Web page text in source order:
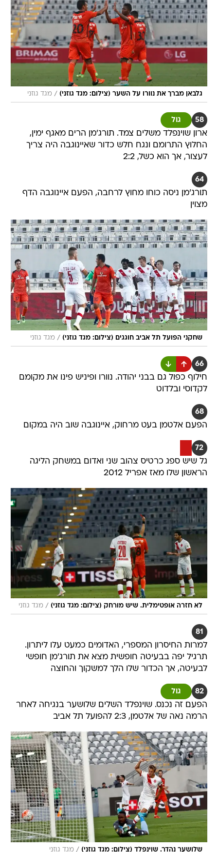
גלבאן מברך את נוורו על השער (צילום: מגד גוזני) / מגד גוזני
58 גול
ארון שוינפלד משלים צמד. תורג'מן הרים מאגף ימין,
החלוץ התרומם ונגח חלש כדור שאיינוגבה היה צריך
לעצור, אך הוא כשל, 2:2
64
תורג'מן ניסה כוחו מחוץ לרחבה, הפעם איינוגבה הדף
מצוין
שחקני הפועל תל אביב חוגגים (צילום: מגד גוזני) / מגד גוזני
66
חילוף כפול גם בבני יהודה. נוורו ופיניש פינו את מקומם
לקדוסי ובלדוט
68
הפעם אלטמן בעט מרחוק, איינוגבה שוב היה במקום
72
גל שיש ספג כרטיס צהוב שני ואדום במשחק הליגה
הראשון שלו מאז אפריל 2012
לא חזרה אופטימלית. שיש מורחק (צילום: מגד גוזני) / מגד גוזני
81
למרות החיסרון המספרי, האדומים כמעט עלו ליתרון.
תרגיל יפה בבעיטה חופשית מצא את תורג'מן חופשי
לבעיטה, אך הכדור שלו הלך למשקוך והחוצה
82 גול
הפעם זה נכנס. שוינפלד השלים שלושער בנגיחה לאחר
הרמה נאה של אלטמן, 2:3 להפועל תל אביב
שלושער נהדר. שוינפלד (צילום: מגד גוזני) / מגד גוזני